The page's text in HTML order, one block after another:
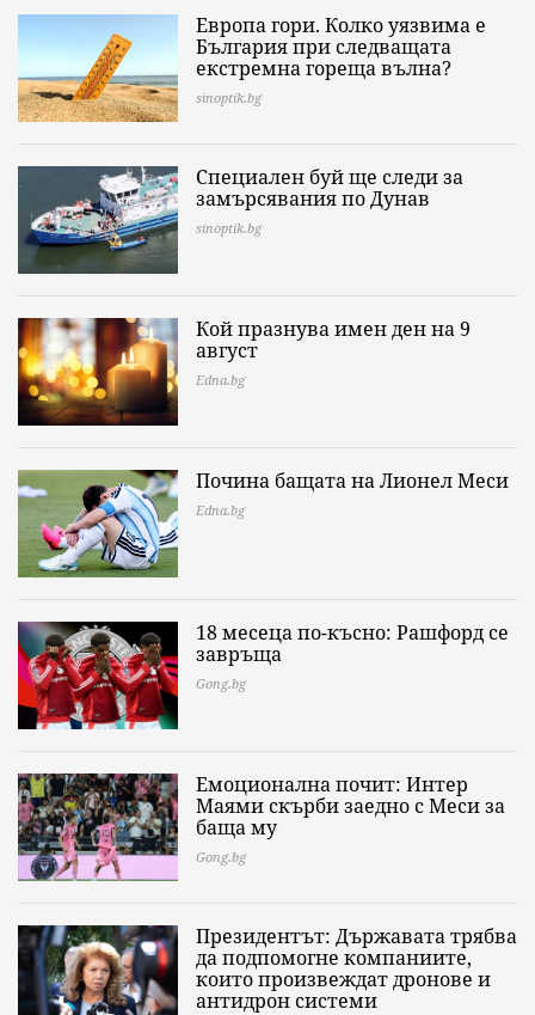
Европа гори. Колко уязвима е
България при следващата
екстремна гореща вълна?
sinoptik.bg
Специален буй ще следи за
замърсявания по Дунав
sinoptik.bg
Кой празнува имен ден на 9
август
Edna.bg
Почина бащата на Лионел Меси
Edna.bg
18 месеца по-късно: Рашфорд се
завръща
Gong.bg
Емоционална почит: Интер
Маями скърби заедно с Меси за
баща му
Gong.bg
Президентът: Държавата трябва
да подпомогне компаниите,
които произвеждат дронове и
антидрон системи